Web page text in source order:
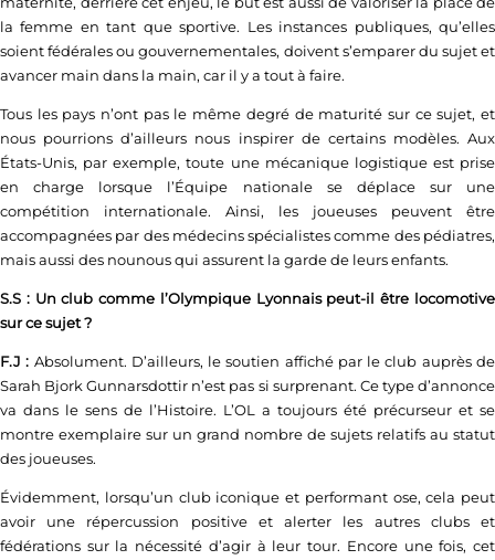
la femme en tant que sportive. Les instances publiques, qu’elles
soient fédérales ou gouvernementales, doivent s’emparer du sujet et
avancer main dans la main, car il y a tout à faire.
Tous les pays n’ont pas le même degré de maturité sur ce sujet, et
nous pourrions d’ailleurs nous inspirer de certains modèles. Aux
États-Unis, par exemple, toute une mécanique logistique est prise
en charge lorsque l’Équipe nationale se déplace sur une
compétition internationale. Ainsi, les joueuses peuvent être
accompagnées par des médecins spécialistes comme des pédiatres,
mais aussi des nounous qui assurent la garde de leurs enfants.
S.S : Un club comme l’Olympique Lyonnais peut-il être locomotive
sur ce sujet ?
F.J : Absolument. D’ailleurs, le soutien affiché par le club auprès de
Sarah Bjork Gunnarsdottir n’est pas si surprenant. Ce type d’annonce
va dans le sens de l’Histoire. L’OL a toujours été précurseur et se
montre exemplaire sur un grand nombre de sujets relatifs au statut
des joueuses.
Évidemment, lorsqu’un club iconique et performant ose, cela peut
avoir une répercussion positive et alerter les autres clubs et
fédérations sur la nécessité d’agir à leur tour. Encore une fois, cet